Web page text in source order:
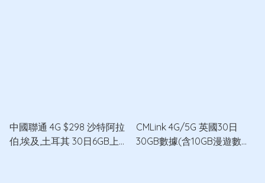
中國聯通 4G $298 沙特阿拉
伯,埃及,土耳其 30日6GB上網
CMLink 4G/5G 英國30日
30GB數據(含10GB漫遊數